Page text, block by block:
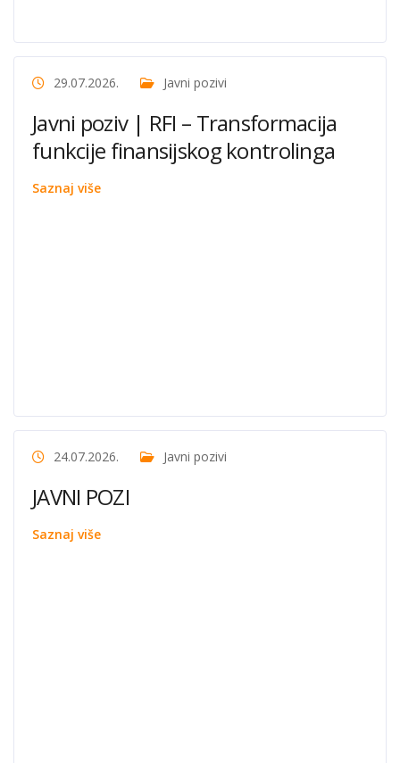
29.07.2026. Javni pozivi
Javni poziv | RFI – Transformacija
funkcije finansijskog kontrolinga
Saznaj više
24.07.2026. Javni pozivi
JAVNI POZI
Saznaj više